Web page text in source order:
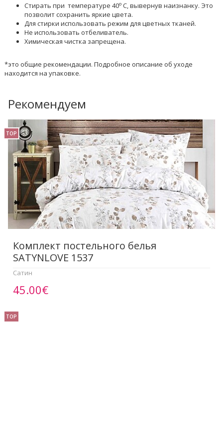
Стирать при температуре 40o C, вывернув наизнанку. Это
позволит сохранить яркие цвета.
Для стирки использовать режим для цветных тканей.
Не использовать отбеливатель.
Химическая чистка запрещена.
*это общие рекомендации. Подробное описание об уходе
находится на упаковке.
Рекомендуем
TOP
Комплект постельного белья
SATYNLOVE 1537
Сатин
45.00€
TOP